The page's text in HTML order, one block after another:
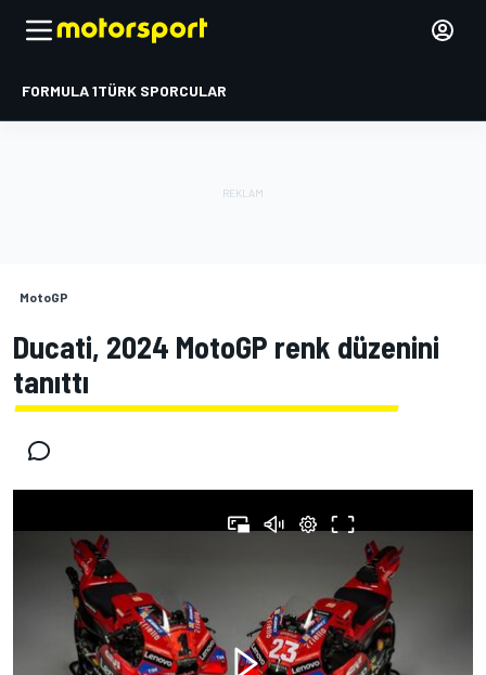
FORMULA 1TÜRK SPORCULAR
MotoGP
Ducati, 2024 MotoGP renk düzenini
tanıttı